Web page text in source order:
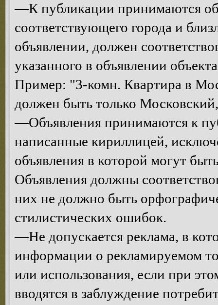
—К публикации принимаются
соответствующего города и
объявлении, должен
указанного в объявлении
Пример: "3-комн. Квартира в
должен быть только
—Объявления принимаются к
написанные кириллицей,
объявления в которой могут
Объявления должны
них не должно быть
стилистических ошибок.
—Не допускается реклама, в
информации о рекламируемом
или использования, если при
вводятся в заблуждение